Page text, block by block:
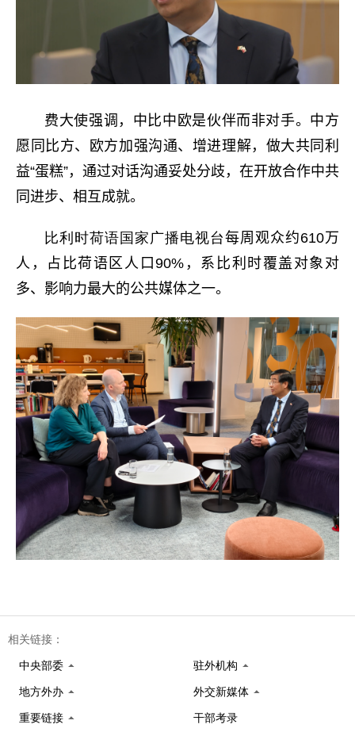
费大使强调， 中比中欧是伙伴而非对手。中方
愿同 比方、
欧方加强沟通、增进理解，做大共同利
益“蛋糕”，通过对话沟通妥处分歧，在开放合作中共
同进步、相互成就。
比利时荷语国家广播电视台每周观众约610万
人，占比荷语区人口90% ，系比利时覆盖对象对
多、影响力最大的公共媒体之一。
相关链接：
中央部委 驻外机构
地方外办 外交新媒体
重要链接 干部考录